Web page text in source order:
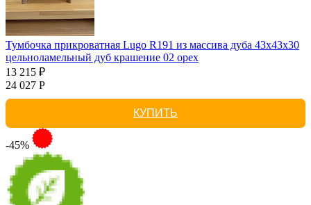
Тумбочка прикроватная Lugo R191 из массива дуба 43х43х30
цельноламельный дуб крашение 02 орех
13 215 ₽
24 027 Р
КУПИТЬ
-45%